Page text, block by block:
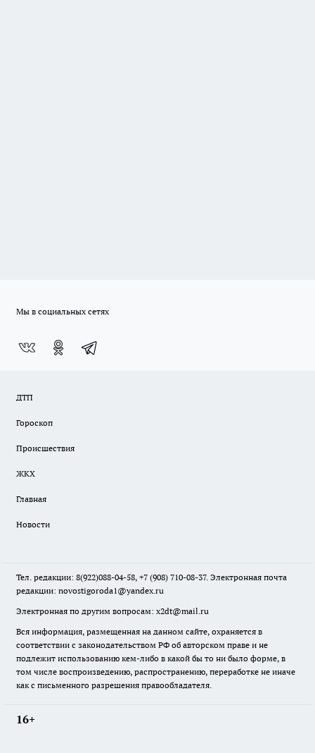
Мы в социальных сетях
ДТП
Гороскоп
Происшествия
ЖКХ
Главная
Новости
Тел. редакции: 8(922)088-04-58, +7 (908) 710-08-37. Электронная почта
редакции: novostigoroda1@yandex.ru
Электронная по другим вопросам: x2dt@mail.ru
Вся информация, размещенная на данном сайте, охраняется в
соответствии с законодательством РФ об авторском праве и не
подлежит использованию кем-либо в какой бы то ни было форме, в
том числе воспроизведению, распространению, переработке не иначе
как с письменного разрешения правообладателя.
16+